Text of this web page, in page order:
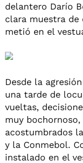
delantero Darío
clara muestra de
metió en el
Desde la
una tarde de
vueltas,
muy
acostumbrados
y la Conmebol.
instalado en el